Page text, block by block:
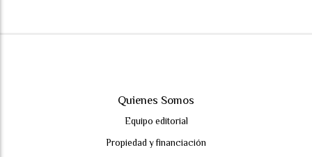
Quienes Somos
Equipo editorial
Propiedad y financiación